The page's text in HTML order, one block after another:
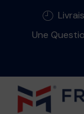
Une